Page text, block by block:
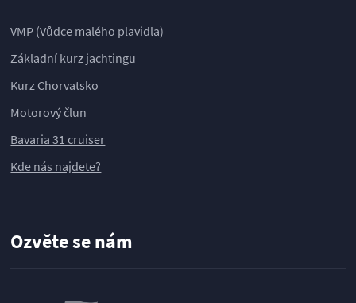
VMP (Vůdce malého plavidla)
Základní kurz jachtingu
Kurz Chorvatsko
Motorový člun
Bavaria 31 cruiser
Kde nás najdete?
Ozvěte se nám